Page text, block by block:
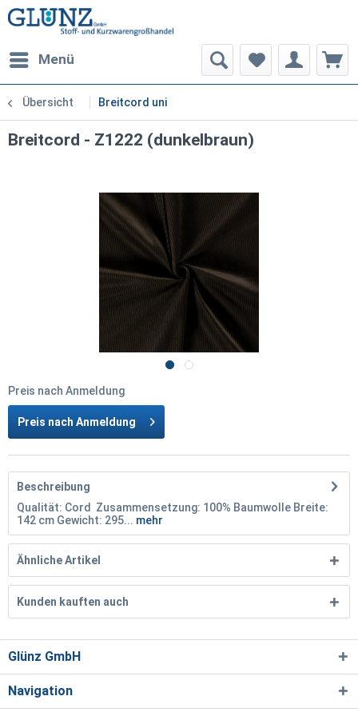
Menü
Übersicht Breitcord uni
Breitcord - Z1222 (dunkelbraun)
Preis nach Anmeldung
Preis nach Anmeldung
Beschreibung
Qualität: Cord Zusammensetzung: 100% Baumwolle Breite:
142 cm Gewicht: 295... mehr
Ähnliche Artikel
Kunden kauften auch
Glünz GmbH
Navigation